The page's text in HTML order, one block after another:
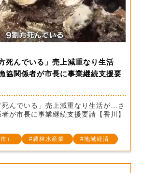
死んでいる」売上減重なり生活
協関係者が市長に事業継続支援要
んでいる」売上減重なり生活が…さ
が市長に事業継続支援要請【香川】
）
農林水産業 地域経済